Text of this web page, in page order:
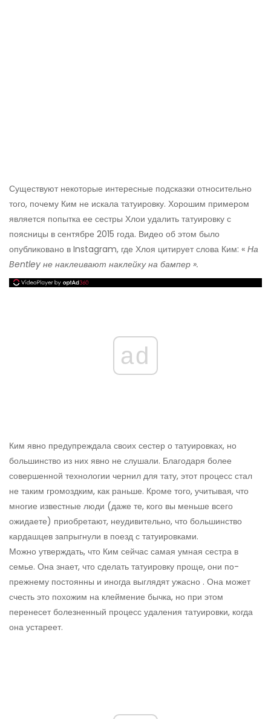
Существуют некоторые интересные подсказки относительно
того, почему Ким не искала татуировку. Хорошим примером
является попытка ее сестры Хлои удалить татуировку с
поясницы в сентябре 2015 года. Видео об этом было
опубликовано в Instagram, где Хлоя цитирует слова Ким: « На
Bentley не наклеивают наклейку на бампер ».
ad
Ким явно предупреждала своих сестер о татуировках, но
большинство из них явно не слушали. Благодаря более
совершенной технологии чернил для тату, этот процесс стал
не таким громоздким, как раньше. Кроме того, учитывая, что
многие известные люди (даже те, кого вы меньше всего
ожидаете) приобретают, неудивительно, что большинство
кардашцев запрыгнули в поезд с татуировками.
Можно утверждать, что Ким сейчас самая умная сестра в
семье. Она знает, что сделать татуировку проще, они по-
прежнему постоянны и иногда выглядят ужасно . Она может
счесть это похожим на клеймение бычка, но при этом
перенесет болезненный процесс удаления татуировки, когда
она устареет.